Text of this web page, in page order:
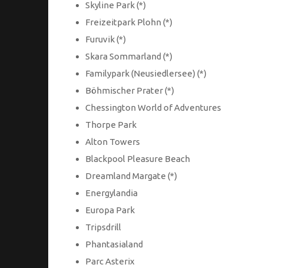
Skyline Park (*)
Freizeitpark Plohn (*)
Furuvik (*)
Skara Sommarland (*)
Familypark (Neusiedlersee) (*)
Böhmischer Prater (*)
Chessington World of Adventures
Thorpe Park
Alton Towers
Blackpool Pleasure Beach
Dreamland Margate (*)
Energylandia
Europa Park
Tripsdrill
Phantasialand
Parc Asterix